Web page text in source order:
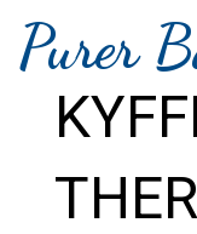
Purer